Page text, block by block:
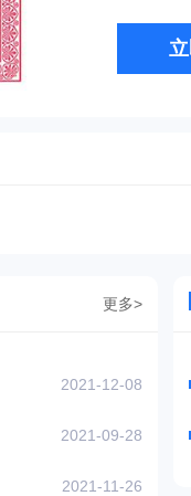
更多>
2021-12-08
2021-09-28
2021-11-26